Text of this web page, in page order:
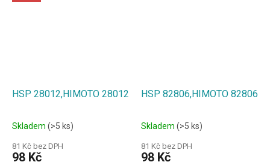
HSP 28012,HIMOTO 28012
Skladem (>5 ks)
81 Kč bez DPH
98 Kč
HSP 82806,HIMOTO 82806
Skladem (>5 ks)
81 Kč bez DPH
98 Kč